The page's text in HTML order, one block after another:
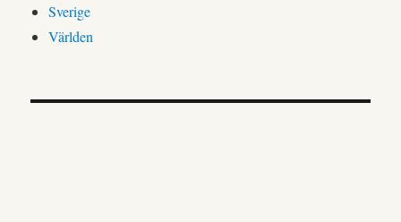
Sverige
Världen